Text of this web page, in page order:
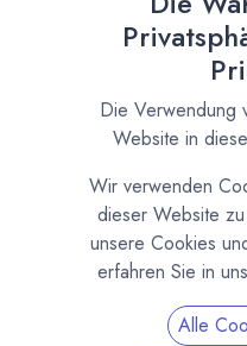
Edle
Tafelschokoladen aus
verschiedensten Zutaten
Eine große Auswahl an
Schlemmen, sowie pure
unserer Manufaktur Kiki's
Chocolatiers wie Paccari
Holland oder Bonnat und
Die Verwendung
Website in
Wir verwenden
dieser Website
unsere Cookies
erfahren Sie in
Alle